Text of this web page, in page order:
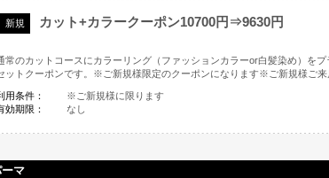
新規 カット+カラークーポン10700円⇒9630円
常のカットコースにカラーリング（ファッションカラーor白髪染め）を
ットクーポンです。※ご新規様限定のクーポンになります※ご新規様ご来
用条件：
※ご新規様に限ります
効期限：
なし
マ